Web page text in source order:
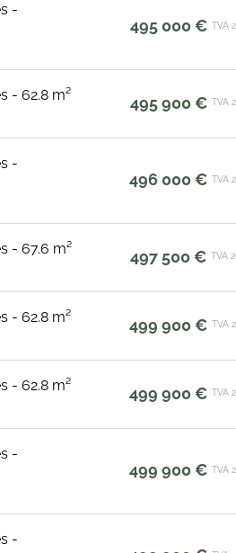
-
495 000 € TVA
- 62.8 m² 495 900 € TVA
-
496 000 € TVA
- 67.6 m² 497 500 € TVA
- 62.8 m² 499 900 € TVA
- 62.8 m² 499 900 € TVA
-
499 900 € TVA
-